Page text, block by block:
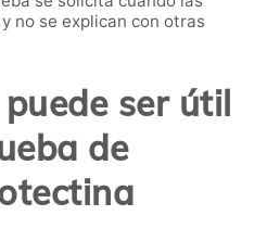
no se explican con otras
ser útil
de